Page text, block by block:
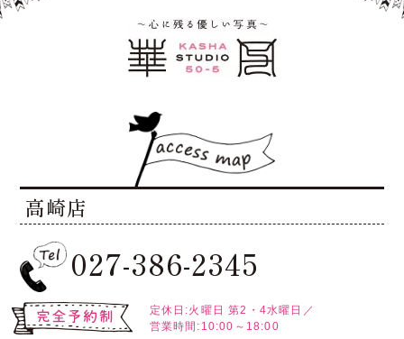
高崎店
027-386-2345
定休日:火曜日 第2・4水曜日／
営業時間:10:00～18:00